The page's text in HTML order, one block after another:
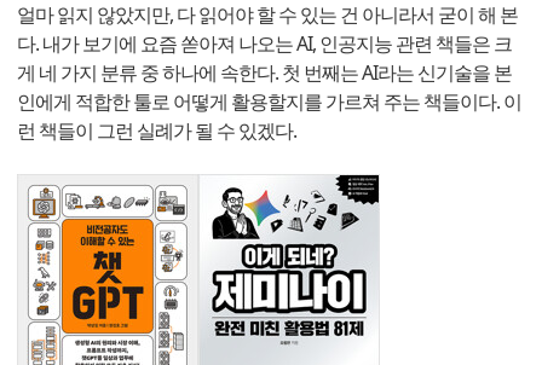
얼마 읽지 않았지만, 다 읽어야 할 수 있는 건 아니라서 굳이 해 본
다. 내가 보기에 요즘 쏟아져 나오는 AI, 인공지능 관련 책들은 크
게 네 가지 분류 중 하나에 속한다. 첫 번째는 AI라는 신기술을 본
인에게 적합한 툴로 어떻게 활용할지를 가르쳐 주는 책들이다. 이
런 책들이 그런 실례가 될 수 있겠다.